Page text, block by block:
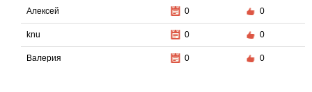
Алексей 0 0
knu 0 0
Валерия 0 0